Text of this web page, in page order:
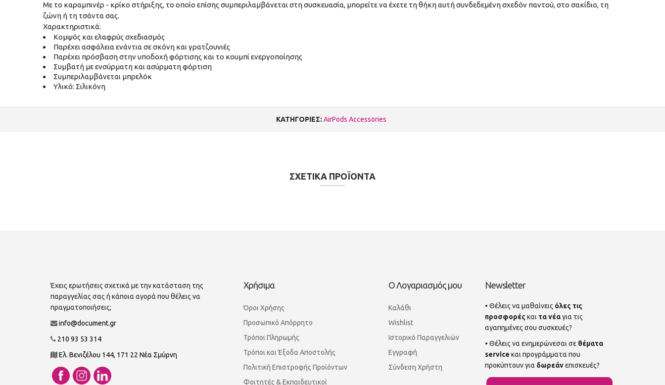
Με το καραμπινέρ - κρίκο στήριξης, το οποίο επίσης συμπεριλαμβάνεται στη συσκευασία, μπορείτε να έχετε τη θήκη αυτή συνδεδεμένη σχεδόν παντού, στο σακίδιο, τη
ζώνη ή τη τσάντα σας.
Χαρακτηριστικά:
Κομψός και ελαφρύς σχεδιασμός
Παρέχει ασφάλεια ενάντια σε σκόνη και γρατζουνιές
Παρέχει πρόσβαση στην υποδοχή φόρτισης και το κουμπί ενεργοποίησης
Συμβατή με ενσύρματη και ασύρματη φόρτιση
Συμπεριλαμβάνεται μπρελόκ
Υλικό: Σιλικόνη
ΚΑΤΗΓΟΡΙΕΣ: AirPods Accessories
ΣΧΕΤΙΚΑ ΠΡΟΪΟΝΤΑ
Έχεις ερωτήσεις σχετικά με την κατάσταση της
παραγγελίας σας ή κάποια αγορά που θέλεις να
πραγματοποιήσεις;
info@document.gr
210 93 53 314
Ελ. Βενιζέλου 144, 171 22 Νέα Σμύρνη
Χρήσιμα
Όροι Χρήσης
Προσωπικό Απόρρητο
Τρόποι Πληρωμής
Τρόποι και Έξοδα Αποστολής
Πολιτική Επιστροφής Προϊόντων
Φοιτητές & Εκπαιδευτικοί
Ο Λογαριασμός μου
Καλάθι
Wishlist
Ιστορικό Παραγγελιών
Εγγραφή
Σύνδεση Χρήστη
Newsletter
• Θέλεις να μαθαίνεις όλες τις
προσφορές και τα νέαγια τις
αγαπημένες σου συσκευές?
• Θέλεις να ενημερώνεσαι σε θέματα
service και προγράμματα που
προκύπτουν για δωρεάνεπισκευές?